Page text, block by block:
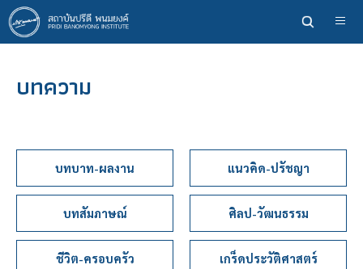
ข้าม
ไป
ยัง
หลักบทความ
บทบาท-ผลงาน แนวคิด-ปรัชญา
บทสัมภาษณ์ ศิลป-วัฒนธรรม
ชีวิต-ครอบครัว เกร็ดประวัติศาสตร์